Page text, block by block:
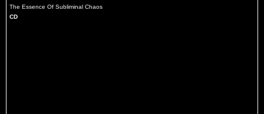
The Essence Of Subliminal Chaos
CD